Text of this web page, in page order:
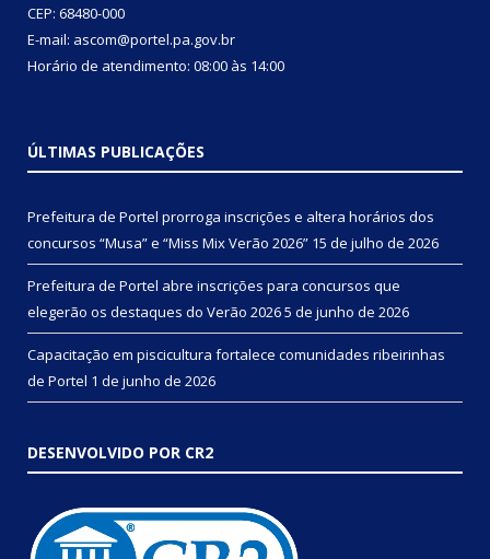
CEP: 68480-000
E-mail: ascom@portel.pa.gov.br
Horário de atendimento: 08:00 às 14:00
ÚLTIMAS PUBLICAÇÕES
Prefeitura de Portel prorroga inscrições e altera horários dos
concursos “Musa” e “Miss Mix Verão 2026” 15 de julho de 2026
Prefeitura de Portel abre inscrições para concursos que
elegerão os destaques do Verão 20265 de junho de 2026
Capacitação em piscicultura fortalece comunidades ribeirinhas
de Portel 1 de junho de 2026
DESENVOLVIDO POR CR2